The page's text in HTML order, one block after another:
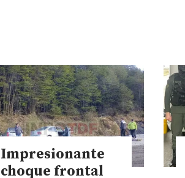
Impresionante
choque frontal